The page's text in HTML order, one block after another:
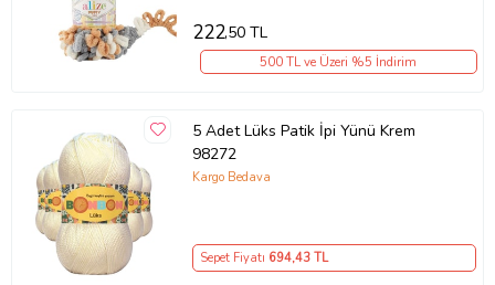
222,50 TL
500 TL ve Üzeri %5 İndirim
5 Adet Lüks Patik İpi Yünü Krem
98272
Kargo Bedava
Sepet Fiyatı 694,43 TL